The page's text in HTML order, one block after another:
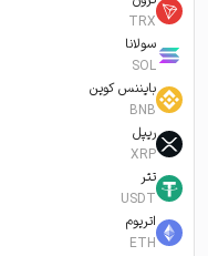
TRX
سولانا
SOL
بایننس کوین
BNB
ریپل
XRP
تتر
USDT
اتریوم
ETH